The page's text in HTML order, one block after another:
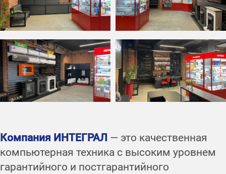
Компания ИНТЕГРАЛ — это качественная
компьютерная техника с высоким уровнем
гарантийного и постгарантийного